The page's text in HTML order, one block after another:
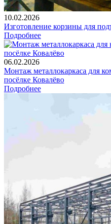
10.02.2026
Изготовление корзины для
Подробнее
06.02.2026
Монтаж металлокаркаса для
посёлке Ковалёво
Подробнее